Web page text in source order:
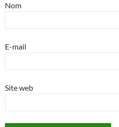
Nom
E-mail
Site web